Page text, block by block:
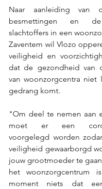
Naar aanleiding van
besmettingen en
slachtoffers in een
Zaventem wil Vlozo
veiligheid en
dat de gezondheid van
van woonzorgcentra niet
gedrang komt.
"Om deel te nemen aan
moet er een
voorgelegd worden
veiligheid gewaarborgd
jouw grootmoeder te
het
moment niets dat